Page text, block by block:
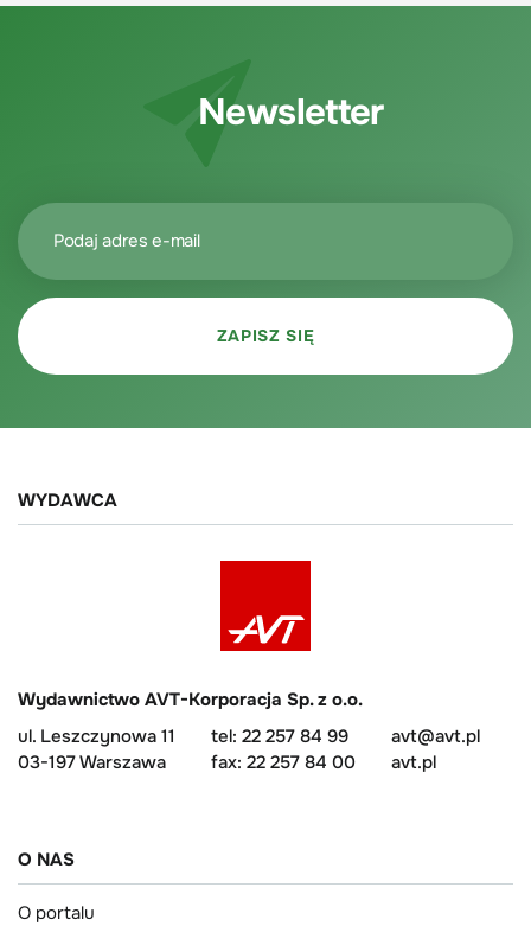
Newsletter
WYDAWCA
Wydawnictwo AVT-Korporacja Sp. z o.o.
ul. Leszczynowa 11
03-197 Warszawa
tel: 22 257 84 99
fax: 22 257 84 00
avt@avt.pl
avt.pl
O NAS
O portalu